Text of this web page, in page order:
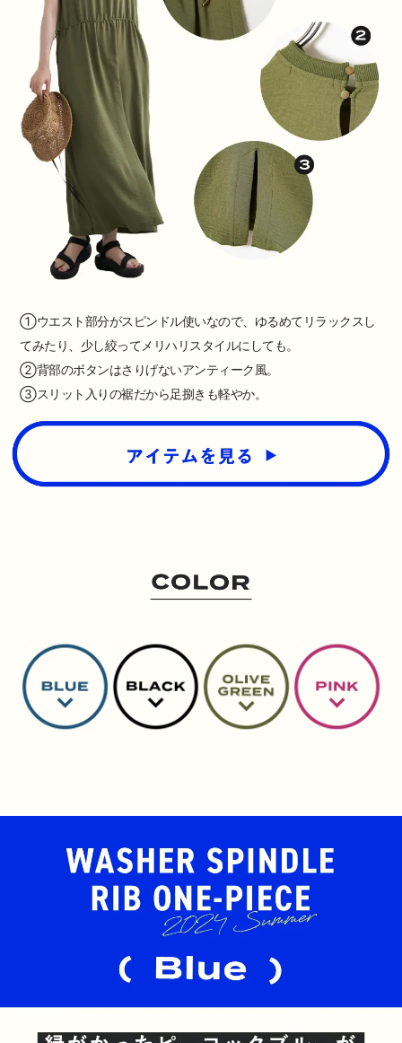
①ウエスト部分がスピンドル使いなので、ゆるめてリラックスし
てみたり、少し絞ってメリハリスタイルにしても。
②背部のボタンはさりげないアンティーク風。
③スリット入りの裾だから足捌きも軽やか。